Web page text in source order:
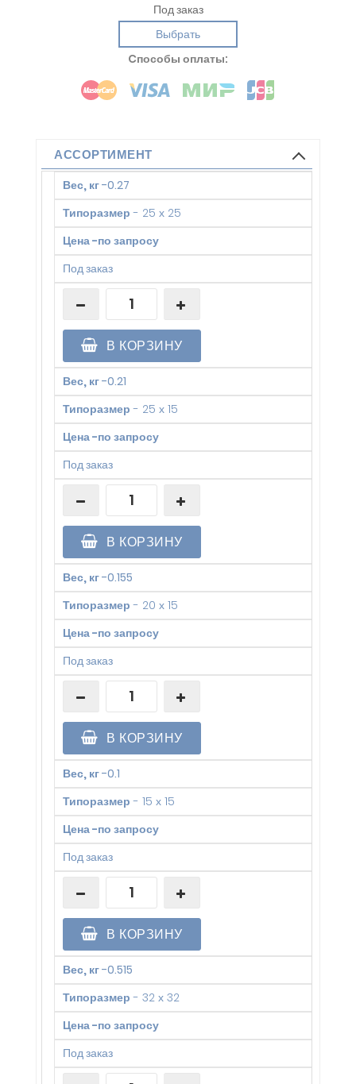
Под заказ
Выбрать
Cпособы оплаты:
АССОРТИМЕНТ
Вес, кг-0.27
Типоразмер - 25 х 25
Цена-по запросу
Под заказ
В КОРЗИНУ
Вес, кг-0.21
Типоразмер - 25 х 15
Цена-по запросу
Под заказ
В КОРЗИНУ
Вес, кг-0.155
Типоразмер - 20 х 15
Цена-по запросу
Под заказ
В КОРЗИНУ
Вес, кг-0.1
Типоразмер - 15 х 15
Цена-по запросу
Под заказ
В КОРЗИНУ
Вес, кг-0.515
Типоразмер - 32 х 32
Цена-по запросу
Под заказ